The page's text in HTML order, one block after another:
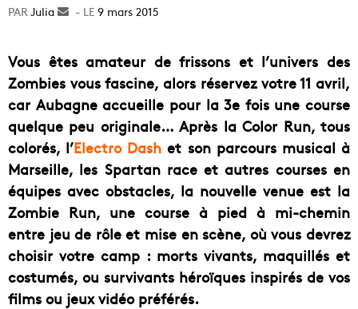
Julia
Envoyer9 mars 2015
Vous êtes amateur de frissons et l’univers des
Zombies vous fascine, alors réservez votre 11 avril,
car Aubagne accueille pour la 3e fois une course
quelque peu originale… Après la Color Run, tous
colorés, l’Electro Dash et son parcours musical à
Marseille, les Spartan race et autres courses en
équipes avec obstacles, la nouvelle venue est la
Zombie Run, une course à pied à mi-chemin
entre jeu de rôle et mise en scène, où vous devrez
choisir votre camp : morts vivants, maquillés et
costumés, ou survivants héroïques inspirés de vos
films ou jeux vidéo préférés.